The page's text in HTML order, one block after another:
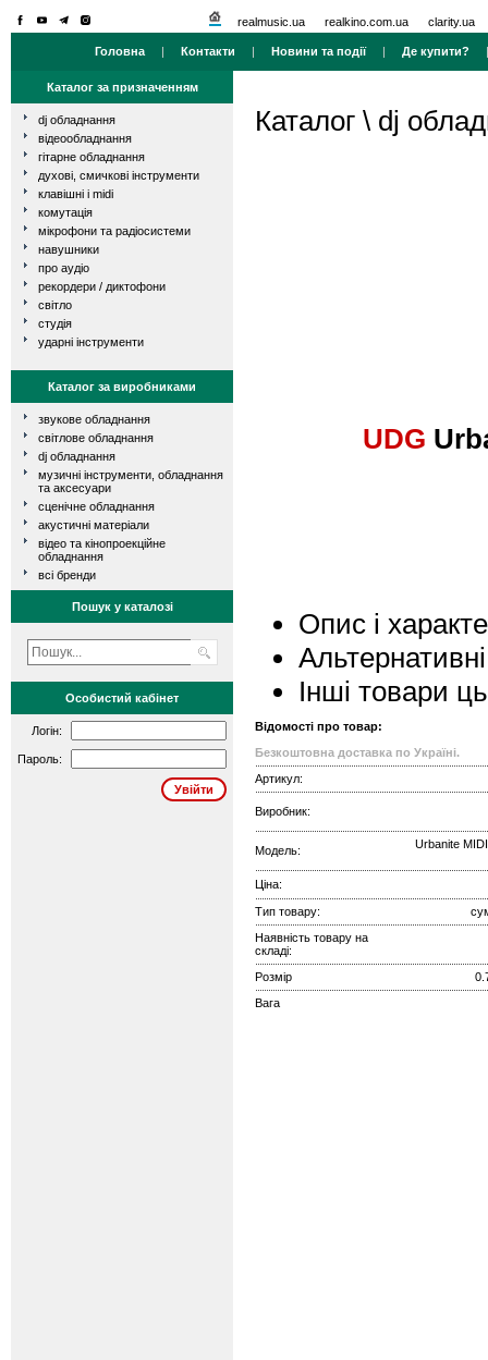
realmusic.ua realkino.com.ua clarity.ua
Головна | Контакти | Новини та події| Де купити?
Каталог за призначенням
dj обладнання
відеообладнання
гітарне обладнання
духові, смичкові інструменти
клавішні і midi
комутація
мікрофони та радіосистеми
навушники
про аудіо
рекордери / диктофони
світло
студія
ударні інструменти
Каталог за виробниками
звукове обладнання
світлове обладнання
dj обладнання
музичні інструменти, обладнання
та аксесуари
сценічне обладнання
акустичні матеріали
відео та кінопроекційне
обладнання
всі бренди
Пошук у каталозі
Особистий кабінет
Логін:
Пароль:
Каталог \ dj
UDG
Опис і
Інші товари
Відомості про товар:
Безкоштовна доставка по Україні.
Артикул:
Виробник:
Модель: Urbanite
Ціна:
Тип товару:
Наявність товару на
складі:
Розмір
Вага